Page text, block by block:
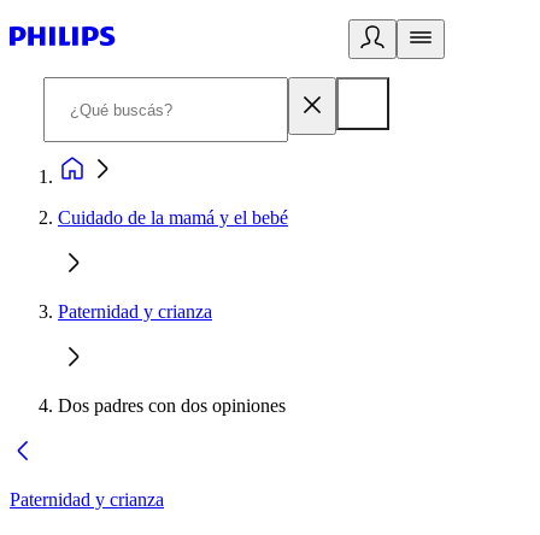
Cuidado de la mamá y el bebé
Paternidad y crianza
Dos padres con dos opiniones
Paternidad y crianza